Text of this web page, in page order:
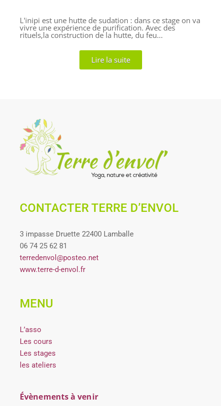
L'inipi est une hutte de sudation : dans ce stage on va
vivre une expérience de purification. Avec des
rituels,la construction de la hutte, du feu...
Lire la suite
CONTACTER TERRE D’ENVOL
3 impasse Druette 22400 Lamballe
06 74 25 62 81
terredenvol@posteo.net
www.terre-d-envol.fr
MENU
L’asso
Les cours
Les stages
les ateliers
Évènements à venir